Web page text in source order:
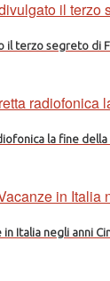
il terzo segreto di
la fine
Italia negli anni